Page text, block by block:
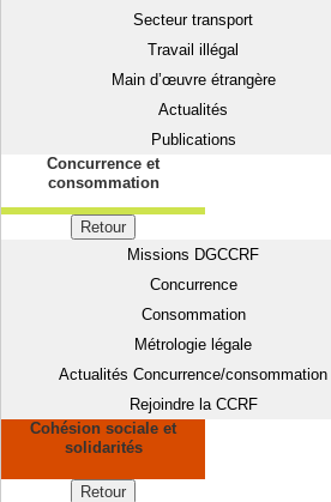
Secteur transport
Travail illégal
Main d’œuvre étrangère
Actualités
Publications
Concurrence et
consommation
Retour
Missions DGCCRF
Concurrence
Consommation
Métrologie légale
Actualités Concurrence/consommation
Rejoindre la CCRF
Cohésion sociale et
solidarités
Retour